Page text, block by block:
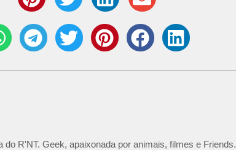
do R'NT. Geek, apaixonada por animais, filmes e Friends.